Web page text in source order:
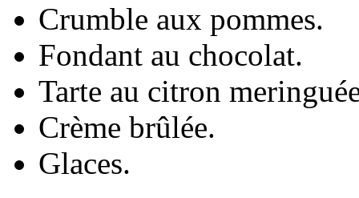
Crumble aux pommes.
Fondant au chocolat.
Tarte au citron
Crème brûlée.
Glaces.